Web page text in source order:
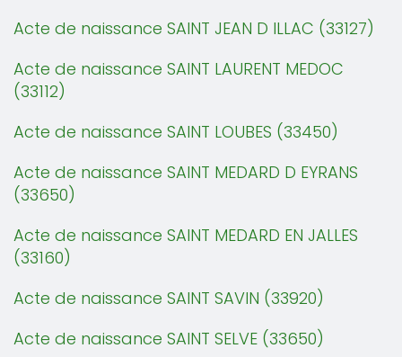
Acte de naissance SAINT JEAN D ILLAC (33127)
Acte de naissance SAINT LAURENT MEDOC
(33112)
Acte de naissance SAINT LOUBES (33450)
Acte de naissance SAINT MEDARD D EYRANS
(33650)
Acte de naissance SAINT MEDARD EN JALLES
(33160)
Acte de naissance SAINT SAVIN (33920)
Acte de naissance SAINT SELVE (33650)